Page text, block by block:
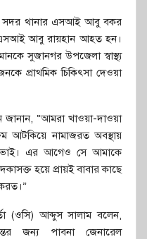
সদর থানার এসআই আবু বকর
আবু রায়হান আহত হন।
সুজানগর উপজেলা স্বাস্থ্য
প্রাথমিক চিকিৎসা দেওয়া
“আমরা খাওয়া-দাওয়া
আটকিয়ে নামাজরত অবস্থায়
ভাই। এর আগেও সে আমাকে
হয়ে প্রায়ই বাবার কাছে
(ওসি) আব্দুস সালাম বলেন,
জন্য পাবনা জেনারেল